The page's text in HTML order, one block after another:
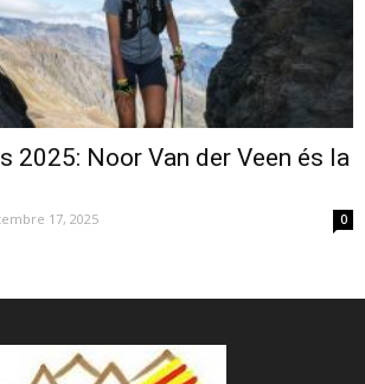
2025: Noor Van der Veen és la
17, 2025 0